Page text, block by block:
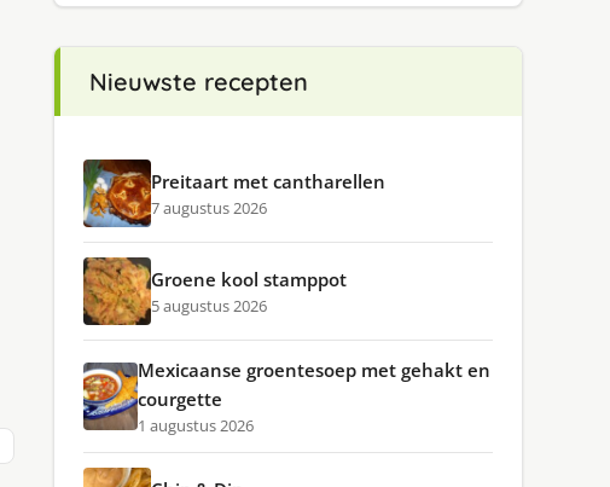
Nieuwste recepten
Preitaart met cantharellen
7 augustus 2026
Groene kool stamppot
5 augustus 2026
Mexicaanse groentesoep met gehakt en
courgette
1 augustus 2026